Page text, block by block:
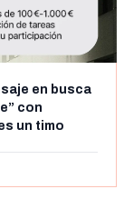
en busca
con
un timo